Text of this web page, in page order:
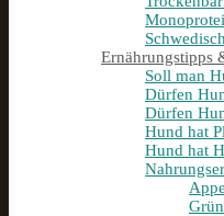
Ernährungstipps
Soll man
Dürfen
Dürfen
Hund hat
Hund hat